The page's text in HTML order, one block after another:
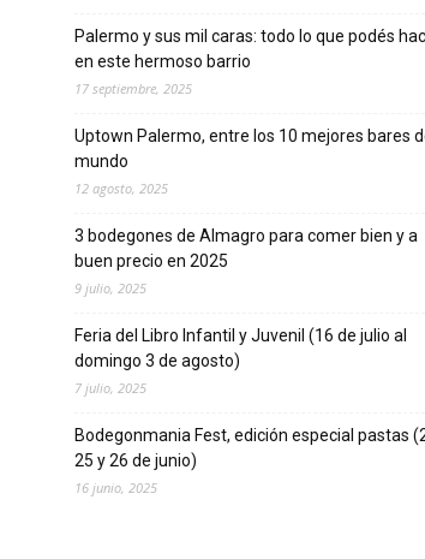
Palermo y sus mil caras: todo lo que podés
en este hermoso barrio
17 septiembre, 2025
Uptown Palermo, entre los 10 mejores bares
mundo
12 agosto, 2025
3 bodegones de Almagro para comer bien y a
buen precio en 2025
9 julio, 2025
Feria del Libro Infantil y Juvenil (16 de julio al
domingo 3 de agosto)
7 julio, 2025
Bodegonmania Fest, edición especial pastas
25 y 26 de junio)
16 junio, 2025